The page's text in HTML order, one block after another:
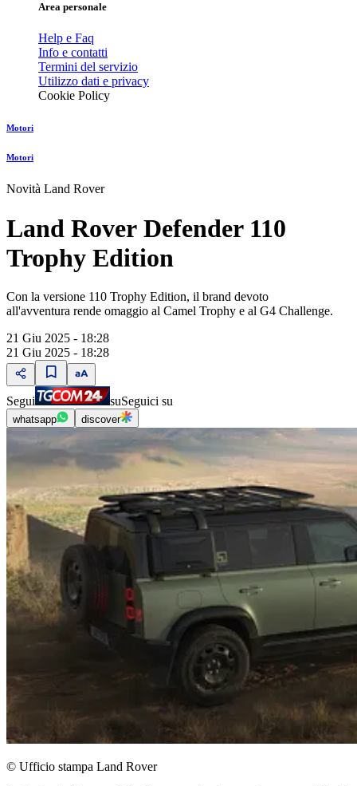
Area personale
Help e Faq
Info e contatti
Termini del servizio
Utilizzo dati e privacy
Cookie Policy
Motori
Motori
Novità Land Rover
Land Rover Defender 110
Trophy Edition
Con la versione 110 Trophy Edition, il brand devoto
all'avventura rende omaggio al Camel Trophy e al G4 Challenge.
21 Giu 2025 - 18:28
21 Giu 2025 - 18:28
Segui suSeguici su
whatsapp discover
© Ufficio stampa Land Rover